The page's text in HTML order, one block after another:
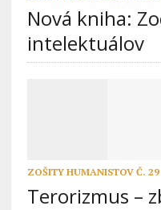
Nová kniha:
intelektuálov
ZOŠITY HUMANISTOV Č. 29
Terorizmus –